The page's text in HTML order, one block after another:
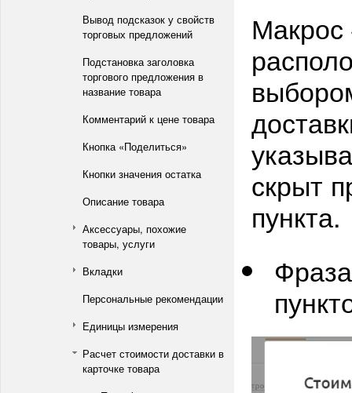
Вывод подсказок у свойств
торговых предложений
Подстановка заголовка
торгового предложения в
название товара
Комментарий к цене товара
Кнопка «Поделиться»
Кнопки значения остатка
Описание товара
Аксессуары, похожие
товары, услуги
Вкладки
Персональные рекомендации
Единицы измерения
Расчет стоимости доставки в
карточке товара
Макрос
скрыт
пункта.